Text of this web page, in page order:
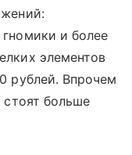
и более
элементов
рублей. Впрочем
больше